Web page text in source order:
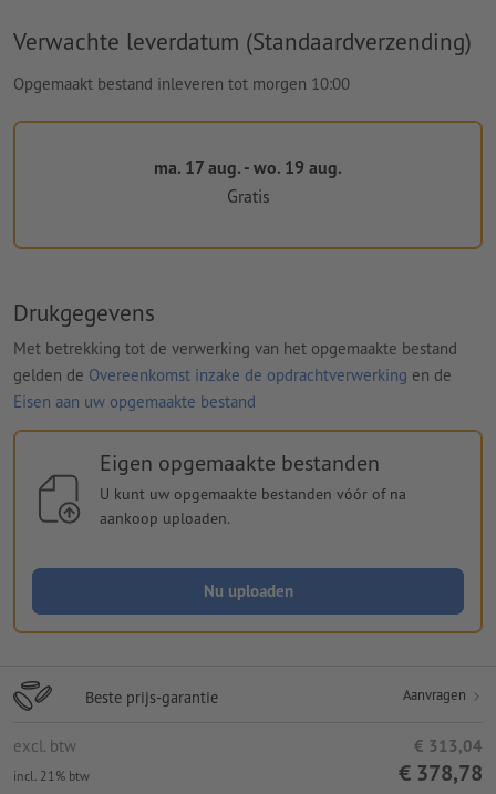
Verwachte leverdatum (Standaardverzending)
Opgemaakt bestand inleveren tot morgen 10:00
ma. 17 aug. - wo. 19 aug.
Gratis
Drukgegevens
Met betrekking tot de verwerking van het opgemaakte bestand
gelden de Overeenkomst inzake de opdrachtverwerking en de
Eisen aan uw opgemaakte bestand
Eigen opgemaakte bestanden
U kunt uw opgemaakte bestanden vóór of na
aankoop uploaden.
Nu uploaden
Beste prijs-garantie Aanvragen
excl. btw € 313,04
incl. 21% btw € 378,78